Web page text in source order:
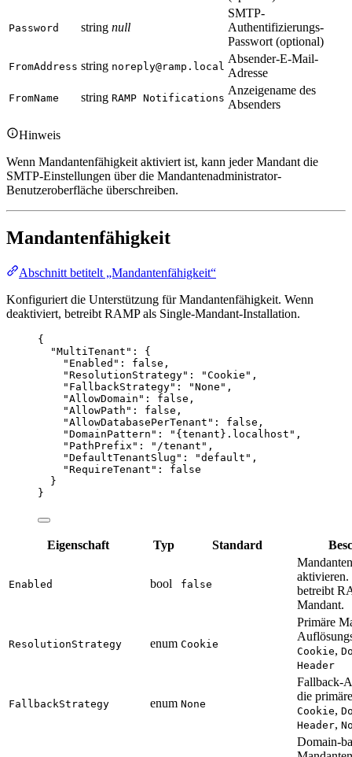
Password string null
SMTP-
Authentifizierungs-
Passwort (optional)
FromAddress string noreply@ramp.local
Absender-E-Mail-
Adresse
FromName string RAMP Notifications
Anzeigename des
Absenders
Hinweis
Wenn Mandantenfähigkeit aktiviert ist, kann jeder Mandant die
SMTP-Einstellungen über die Mandantenadministrator-
Benutzeroberfläche überschreiben.
Mandantenfähigkeit
Abschnitt betitelt „Mandantenfähigkeit“
Konfiguriert die Unterstützung für Mandantenfähigkeit. Wenn
deaktiviert, betreibt RAMP als Single-Mandant-Installation.
{
"MultiTenant" : {
"Enabled" : false ,
"ResolutionStrategy" : "Cookie " ,
"FallbackStrategy" : "None " ,
"AllowDomain" : false ,
"AllowPath" : false ,
"AllowDatabasePerTenant" : false ,
"DomainPattern" : " {tenant}.localhost " ,
"PathPrefix" : " /tenant " ,
"DefaultTenantSlug" : "default " ,
"RequireTenant" : false
}
}
Eigenschaft Typ Standard
Enabled bool false
betreibt
Mandant.
ResolutionStrategy enum Cookie
Primäre
Cookie,
Header
FallbackStrategy enum None
Fallback-
die
Cookie,
Header,
Domain-